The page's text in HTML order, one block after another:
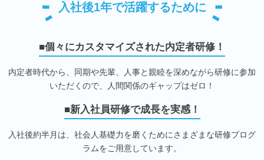
入社後1年で活躍するために
■個々にカスタマイズされた内定者研修！
内定者時代から、同期や先輩、人事と親睦を深めながら研修に参加
いただくので、人間関係のギャップはゼロ！
■新入社員研修で成長を実感！
入社後約半月は、社会人基礎力を磨くためにさまざまな研修プログ
ラムをご用意しています。